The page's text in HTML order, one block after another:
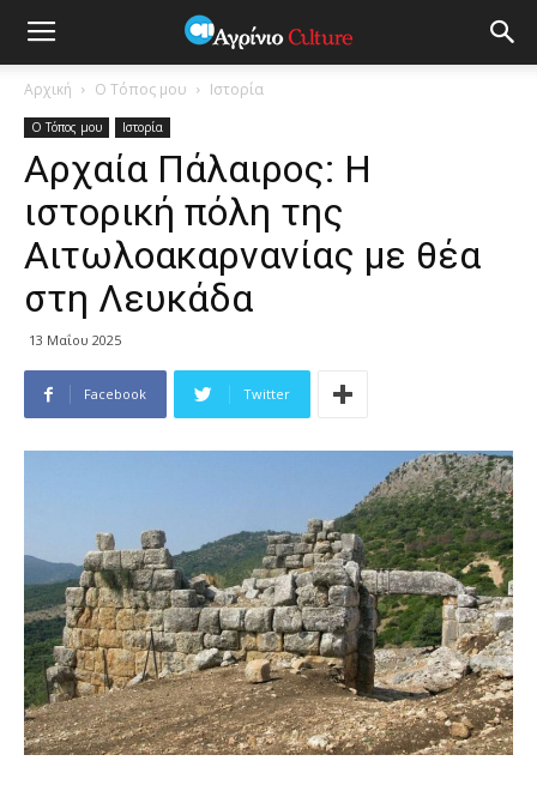
Αρχική Ο Τόπος μου Ιστορία
Ο Τόπος μου Ιστορία
Αρχαία Πάλαιρος: Η
ιστορική πόλη της
Αιτωλοακαρνανίας με θέα
στη Λευκάδα
13 Μαΐου 2025
Facebook Twitter